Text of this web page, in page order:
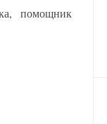
помощник